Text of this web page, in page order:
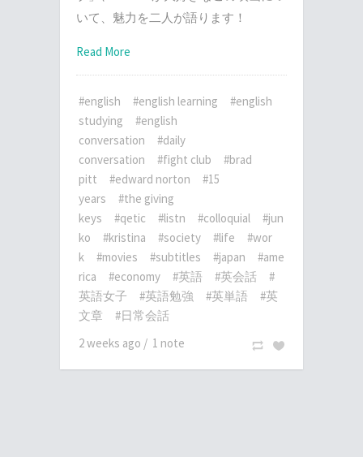
いて、魅力を二人が語ります！
Read More
#english #english learning
#english
studying
#english
conversation
#daily
conversation
#fight club
#brad
pitt
#edward norton
#15
years
#the giving
keys
#qetic #listn #colloquial
#jun
ko
#kristina #society #life
#wor
k
#movies #subtitles #japan
#ame
rica
#economy #英語 #英会話
#
英語女子
#英語勉強 #英単語
#英
文章
#日常会話
2 weeks ago / 1 note